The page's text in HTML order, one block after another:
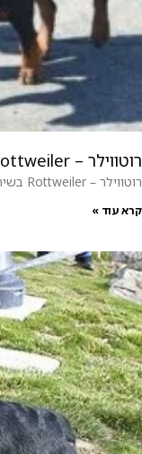
רוטווילר – Rottweiler
רוטווילר – Rottweiler בשירות צבא ארגנטינה
קרא עוד »